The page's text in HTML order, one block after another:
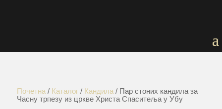
Почетна / Каталог/ Кандила / Пар стоних кандила за
Часну трпезу из цркве Христа Спаситеља у Убу